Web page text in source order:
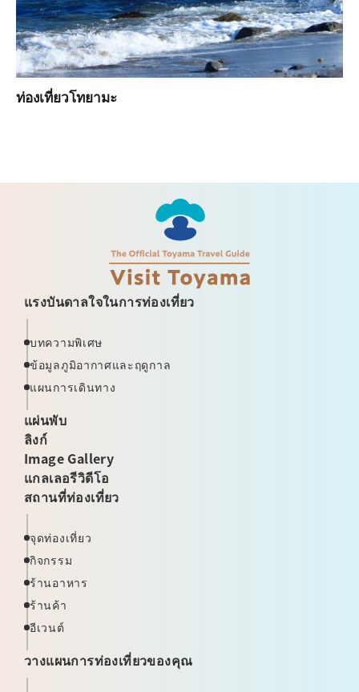
ท่องเที่ยวโทยามะ
แรงบันดาลใจในการท่องเที่ยว
บทความพิเศษ
ข้อมูลภูมิอากาศและฤดูกาล
แผนการเดินทาง
แผ่นพับ
ลิงก์
Image Gallery
แกลเลอรีวิดีโอ
สถานที่ท่องเที่ยว
จุดท่องเที่ยว
กิจกรรม
ร้านอาหาร
ร้านค้า
อีเวนต์
วางแผนการท่องเที่ยวของคุณ